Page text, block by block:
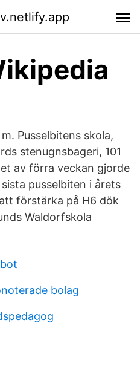
Pusselbitens skola,
stenugnsbageri, 101
av förra veckan gjorde
pusselbiten i årets
förstärka på H6 dök
Waldorfskola
bolag